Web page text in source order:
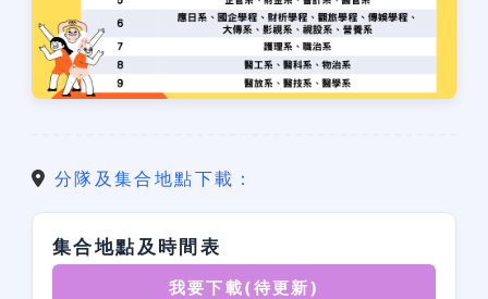
分隊及集合地點下載：
集合地點及時間表
我要下載(待更新)